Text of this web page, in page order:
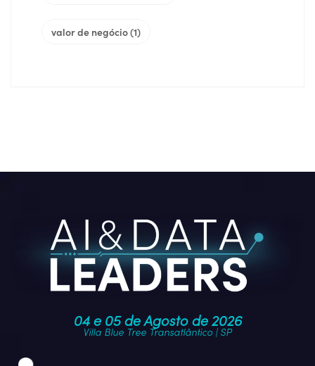
valor de negócio(1)
04 e 05 de Agosto de 2026
Villa Blue Tree Transatlântico | SP